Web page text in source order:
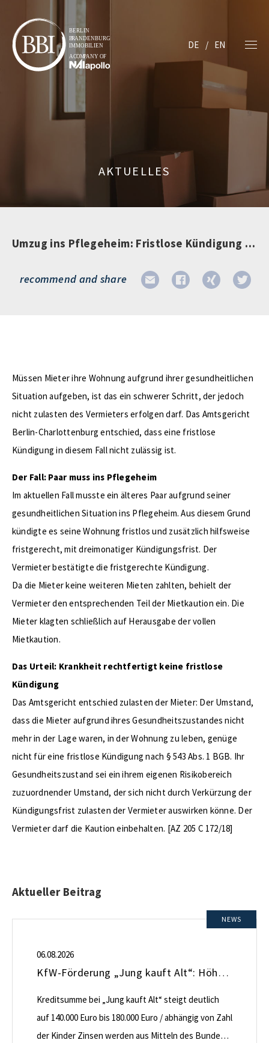
DE EN
AKTUELLES
Umzug ins Pflegeheim: Fristlose Kündigung unzulässig
recommend and share
Müssen Mieter ihre Wohnung aufgrund ihrer gesundheitlichen
Situation aufgeben, ist das ein schwerer Schritt, der jedoch
nicht zulasten des Vermieters erfolgen darf. Das Amtsgericht
Berlin-Charlottenburg entschied, dass eine fristlose
Kündigung in diesem Fall nicht zulässig ist.
Der Fall: Paar muss ins Pflegeheim
Im aktuellen Fall musste ein älteres Paar aufgrund seiner
gesundheitlichen Situation ins Pflegeheim. Aus diesem Grund
kündigte es seine Wohnung fristlos und zusätzlich hilfsweise
fristgerecht, mit dreimonatiger Kündigungsfrist. Der
Vermieter bestätigte die fristgerechte Kündigung.
Da die Mieter keine weiteren Mieten zahlten, behielt der
Vermieter den entsprechenden Teil der Mietkaution ein. Die
Mieter klagten schließlich auf Herausgabe der vollen
Mietkaution.
Das Urteil: Krankheit rechtfertigt keine fristlose
Kündigung
Das Amtsgericht entschied zulasten der Mieter: Der Umstand,
dass die Mieter aufgrund ihres Gesundheitszustandes nicht
mehr in der Lage waren, in der Wohnung zu leben, genüge
nicht für eine fristlose Kündigung nach § 543 Abs. 1 BGB. Ihr
Gesundheitszustand sei ein ihrem eigenen Risikobereich
zuzuordnender Umstand, der sich nicht durch Verkürzung der
Kündigungsfrist zulasten der Vermieter auswirken könne. Der
Vermieter darf die Kaution einbehalten. [AZ 205 C 172/18]
Aktueller Beitrag
NEWS
06.08.2026
KfW-Förderung „Jung kauft Alt“: Höhere Kredite ab August 2026
Kreditsumme bei „Jung kauft Alt“ steigt deutlich
auf 140.000 Euro bis 180.000 Euro / abhängig von Zahl
der Kinder Zinsen werden aus Mitteln des Bundes